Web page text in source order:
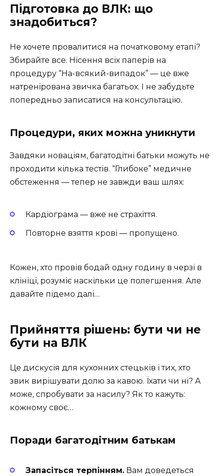
Підготовка до ВЛК: що
знадобиться?
Не хочете провалитися на початковому етапі?
Збирайте все. Нісення всіх паперів на
процедуру “На-всякий-випадок” — це вже
натренірована звичка багатьох. І не забудьте
попередньо записатися на консультацію.
Процедури, яких можна уникнути
Завдяки новаціям, багатодітні батьки можуть не
проходити кілька тестів. “Глибоке” медичне
обстеження — тепер не завжди ваш шлях:
Кардіограма — вже не страхіття.
Повторне взяття крові — пропущено.
Кожен, хто провів бодай одну годину в черзі в
клініці, розуміє наскільки це полегшення. Але
давайте підемо далі…
Прийняття рішень: бути чи не
бути на ВЛК
Це дискусія для кухонних стецьків і тих, хто
звик вирішувати долю за кавою. Їхати чи ні? А
може, спробувати за насилу? Як то кажуть:
кожному своє…
Поради багатодітним батькам
Запасіться терпінням. Вам доведеться